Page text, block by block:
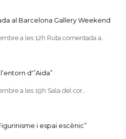
al Barcelona Gallery Weekend
a les 12h Ruta comentada a…
d'”Aida”
a les 19h Sala del cor…
i espai escènic”